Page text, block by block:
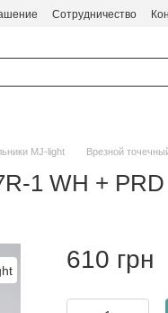
Сотрудничество
MJ-light Врезной
1 WH +
610 грн